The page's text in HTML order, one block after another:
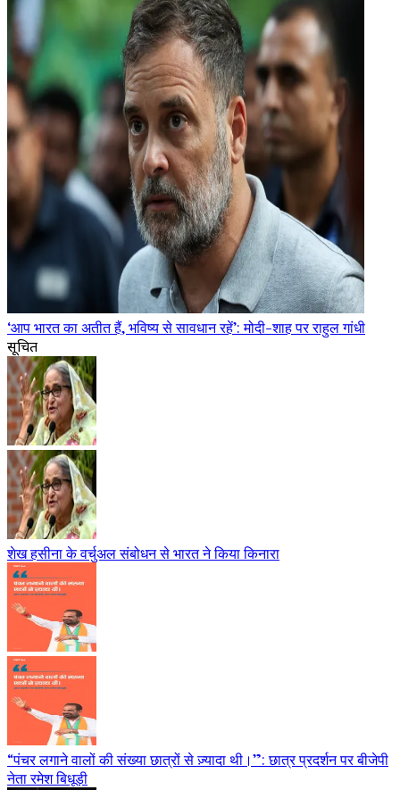
‘आप भारत का अतीत हैं, भविष्य से सावधान रहें’: मोदी-शाह पर राहुल गांधी
सूचित
शेख हसीना के वर्चुअल संबोधन से भारत ने किया किनारा
“पंचर लगाने वालों की संख्या छात्रों से ज़्यादा थी।”: छात्र प्रदर्शन पर बीजेपी
नेता रमेश बिधूड़ी